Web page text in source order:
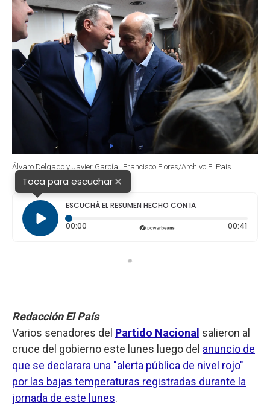
Álvaro Delgado y Javier García. Francisco Flores/Archivo El Pais.
Toca para escuchar×
ESCUCHÁ EL RESUMEN HECHO CON IA
00:00 Tiempo transcurrido: 0 segundos 00:41
Redacción El País
Varios senadores del Partido Nacional salieron al
cruce del gobierno este lunes luego del anuncio de
que se declarara una "alerta pública de nivel rojo"
por las bajas temperaturas registradas durante la
jornada de este lunes.